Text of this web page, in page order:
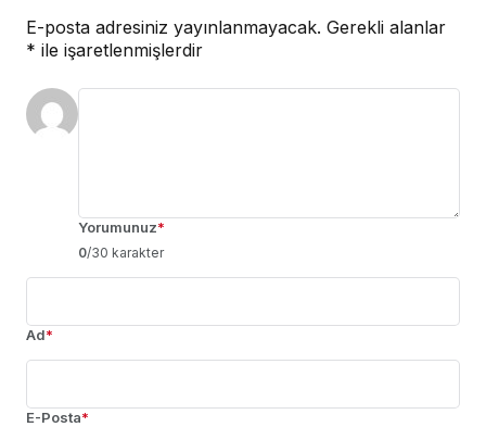
E-posta adresiniz yayınlanmayacak. Gerekli alanlar
* ile işaretlenmişlerdir
Yorumunuz*
0/30 karakter
Ad*
E-Posta*